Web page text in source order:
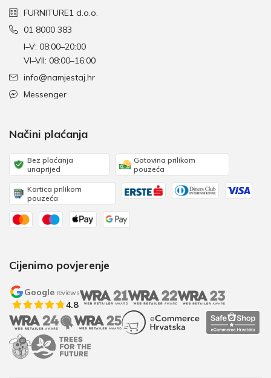
FURNITURE1 d.o.o.
01 8000 383
I–V: 08:00–20:00
VI–VII: 08:00–16:00
info@namjestaj.hr
Messenger
Načini plaćanja
Bez plaćanja
unaprijed
Gotovina prilikom
pouzeća
Kartica prilikom
pouzeća
Cijenimo povjerenje
Google reviews
4.8